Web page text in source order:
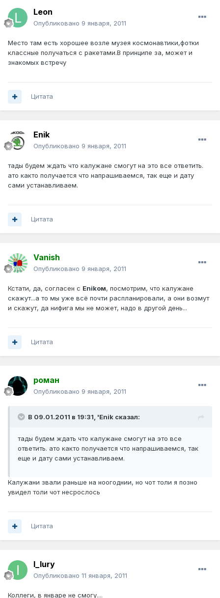
Leon
Опубликовано 9 января, 2011
Место там есть хорошее возле музея космонавтики,фотки
классные получаться с ракетами.В принципе за, может и
знакомых встречу
Цитата
Enik
Опубликовано 9 января, 2011
тады будем ждать что калужане смогут на это все ответить.
ато както получается что напрашиваемся, так еще и дату
сами устанавливаем.
Цитата
Vanish
Опубликовано 9 января, 2011
Кстати, да, согласен с Enikом, посмотрим, что калужане
скажут...а то мы уже всё почти распланировали, а они возмут
и скажут, да нифига мы не может, надо в другой день...
Цитата
роман
Опубликовано 9 января, 2011
В 09.01.2011 в 19:31, 'Enik сказал:
тады будем ждать что калужане смогут на это все
ответить. ато както получается что напрашиваемся, так
еще и дату сами устанавливаем.
Калужани звали раньше на ноогоднии, но чот толи я позно
увидел толи чот несрослось
Цитата
I_Iury
Опубликовано 11 января, 2011
Коллеги, в январе не смогу....